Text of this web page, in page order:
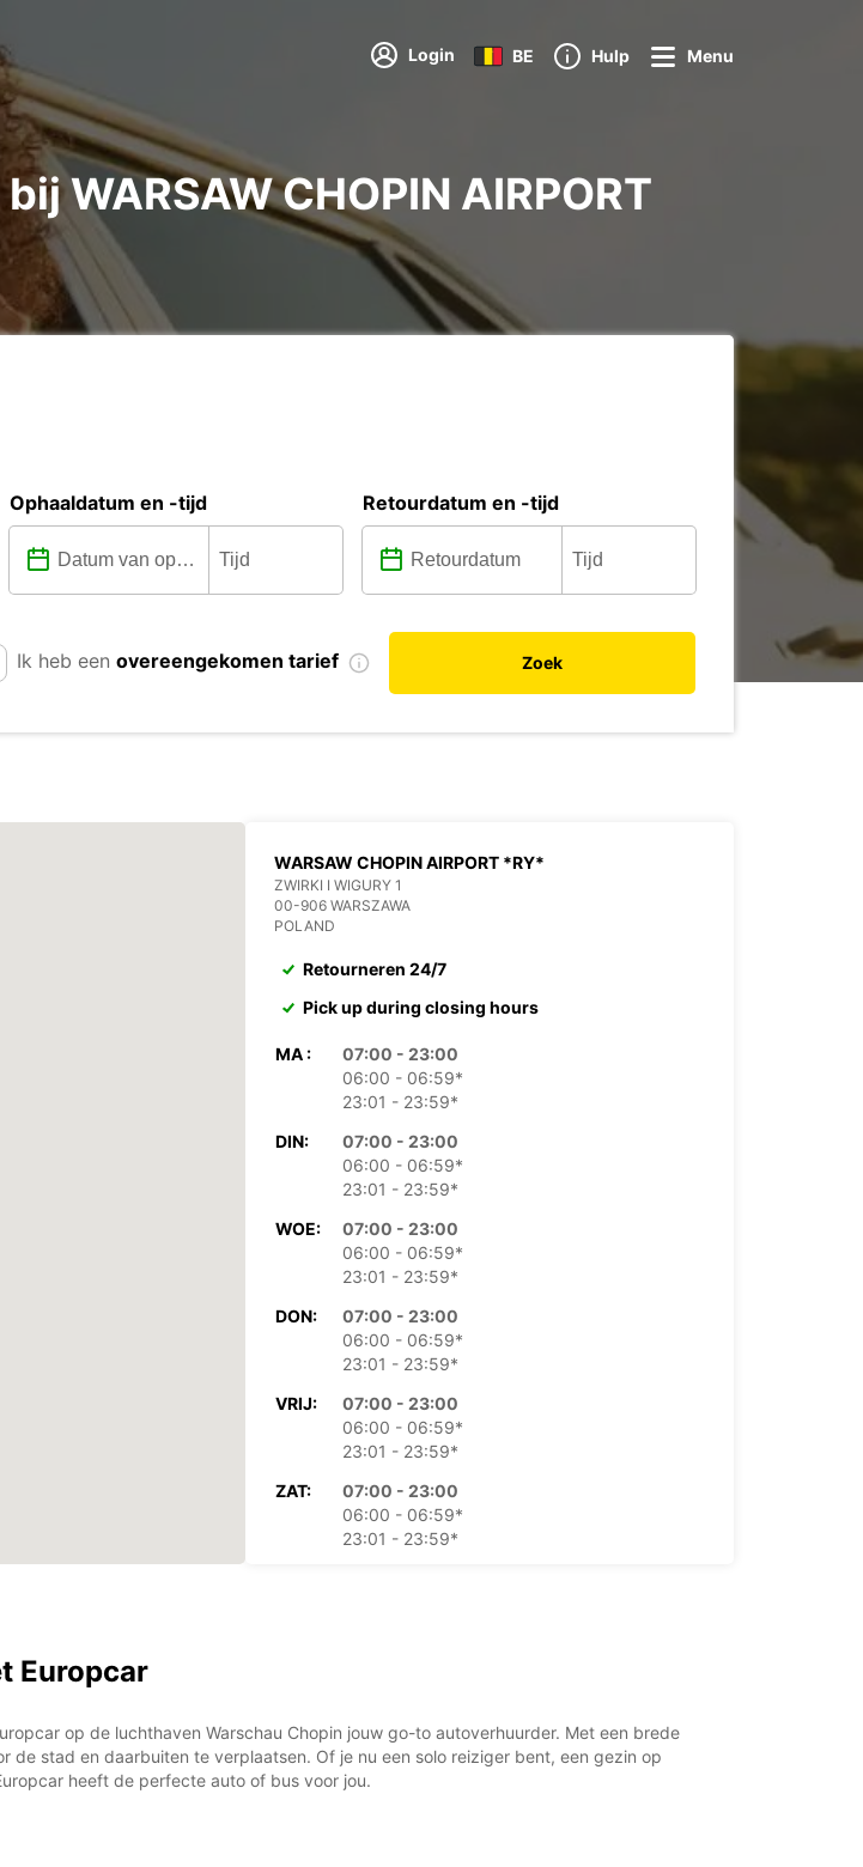
Login BE Hulp Menu
WARSAW CHOPIN AIRPORT
Ophaaldatum en -tijd Retourdatum en -tijd
Ik heb een overeengekomen tarief Zoek
WARSAW CHOPIN AIRPORT *RY*
ZWIRKI I WIGURY 1
00-906 WARSZAWA
POLAND
Retourneren 24/7
Pick up during closing hours
MA :
07:00 - 23:00
06:00 - 06:59*
23:01 - 23:59*
DIN:
07:00 - 23:00
06:00 - 06:59*
23:01 - 23:59*
WOE:
07:00 - 23:00
06:00 - 06:59*
23:01 - 23:59*
DON:
07:00 - 23:00
06:00 - 06:59*
23:01 - 23:59*
VRIJ:
07:00 - 23:00
06:00 - 06:59*
23:01 - 23:59*
ZAT:
07:00 - 23:00
06:00 - 06:59*
23:01 - 23:59*
+48 (0) 665301600
Europcar
op de luchthaven Warschau Chopin jouw go-to autoverhuurder. Met een brede
stad en daarbuiten te verplaatsen. Of je nu een solo reiziger bent, een gezin op
heeft de perfecte auto of bus voor jou.